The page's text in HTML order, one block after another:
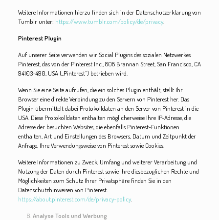
Weitere Informationen hierzu finden sich in der Datenschutzerklärung von
Tumblr unter: https://www.tumblr.com/policy/de/privacy.
Pinterest Plugin
Auf unserer Seite verwenden wir Social Plugins des sozialen Netzwerkes
Pinterest, das von der Pinterest Inc., 808 Brannan Street, San Francisco, CA
94103-490, USA („Pinterest“) betrieben wird.
Wenn Sie eine Seite aufrufen, die ein solches Plugin enthält, stellt Ihr
Browser eine direkte Verbindung zu den Servern von Pinterest her. Das
Plugin übermittelt dabei Protokolldaten an den Server von Pinterest in die
USA. Diese Protokolldaten enthalten möglicherweise Ihre IP-Adresse, die
Adresse der besuchten Websites, die ebenfalls Pinterest-Funktionen
enthalten, Art und Einstellungen des Browsers, Datum und Zeitpunkt der
Anfrage, Ihre Verwendungsweise von Pinterest sowie Cookies.
Weitere Informationen zu Zweck, Umfang und weiterer Verarbeitung und
Nutzung der Daten durch Pinterest sowie Ihre diesbezüglichen Rechte und
Möglichkeiten zum Schutz Ihrer Privatsphäre finden Sie in den
Datenschutzhinweisen von Pinterest:
https://about.pinterest.com/de/privacy-policy.
Analyse Tools und Werbung